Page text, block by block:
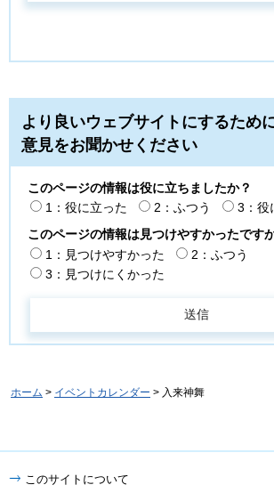
より良いウェブサイトにするため
意見をお聞かせください
このページの情報は役に立ちましたか？
1：役に立った
2：ふつう
3：役
このページの情報は見つけやすかったです
1：見つけやすかった
2：ふつう
3：見つけにくかった
ホーム > イベントカレンダー > 入来神舞
このサイトについて